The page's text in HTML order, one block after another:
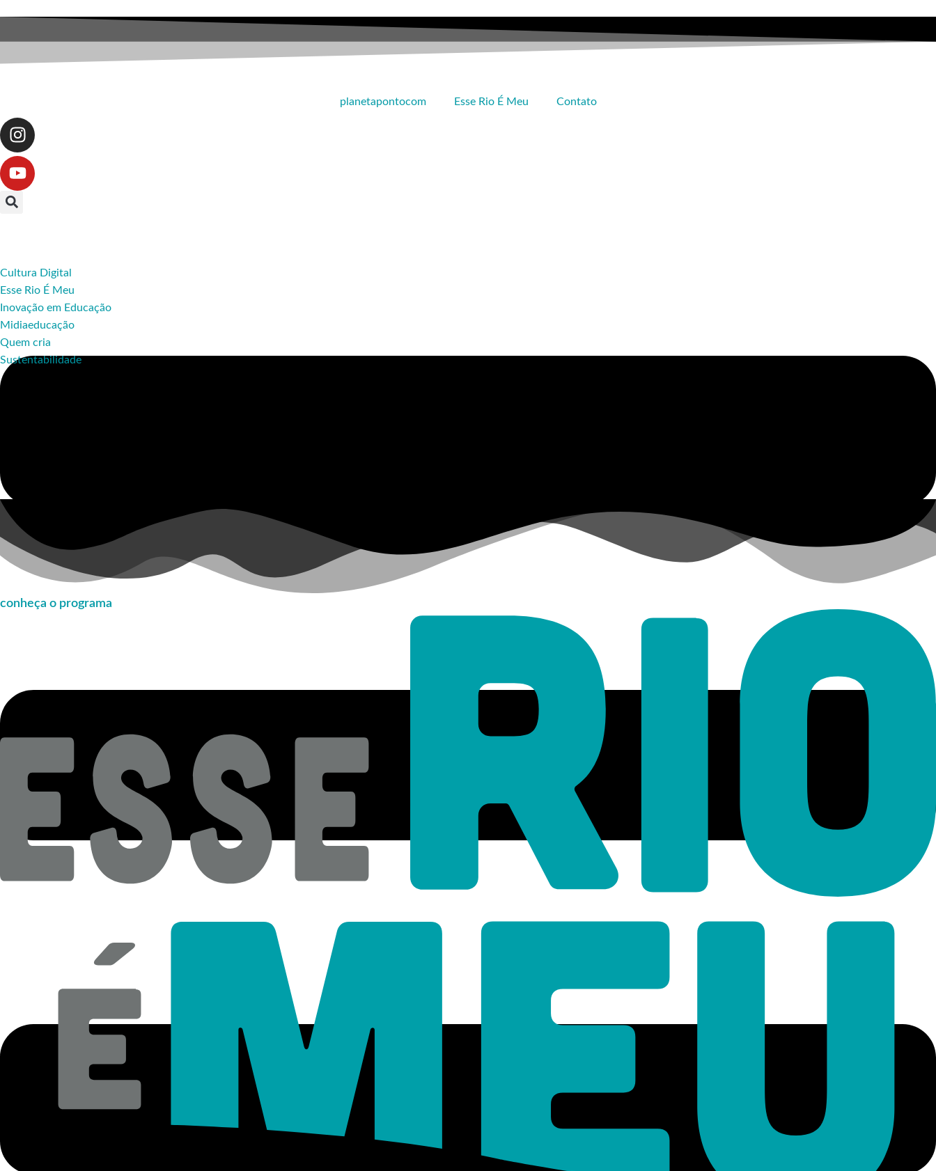
planetapontocom Esse Rio É Meu Contato
Cultura Digital
Esse Rio É Meu
Inovação em Educação
Midiaeducação
Quem cria
Sustentabilidade
conheça o programa